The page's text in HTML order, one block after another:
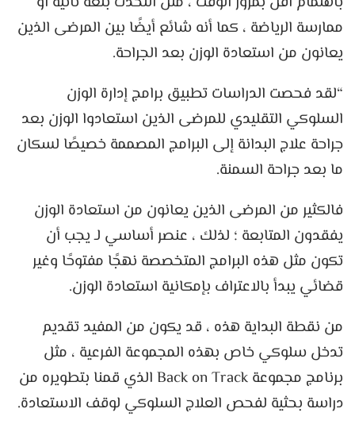
ممارسة الرياضة ، كما أنه شائع أيضًا بين المرضى الذين
يعانون من استعادة الوزن بعد الجراحة.
“لقد فحصت الدراسات تطبيق برامج إدارة الوزن
السلوكي التقليدي للمرضى الذين استعادوا الوزن بعد
جراحة علاج البدانة إلى البرامج المصممة خصيصًا لسكان
ما بعد جراحة السمنة.
فالكثير من المرضى الذين يعانون من استعادة الوزن
يفقدون المتابعة ؛ لذلك ، عنصر أساسي لـ يجب أن
تكون مثل هذه البرامج المتخصصة نهجًا مفتوحًا وغير
قضائي يبدأ بالاعتراف بإمكانية استعادة الوزن.
من نقطة البداية هذه ، قد يكون من المفيد تقديم
تدخل سلوكي خاص بهذه المجموعة الفرعية ، مثل
برنامج مجموعة Back on Track الذي قمنا بتطويره من
دراسة بحثية لفحص العلاج السلوكي لوقف الاستعادة.